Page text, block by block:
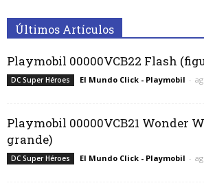
Últimos Artículos
Playmobil 00000VCB22 Flash
DC Super Héroes El Mundo Click - Playmobil -
Playmobil 00000VCB21 Wonder
grande)
DC Super Héroes El Mundo Click - Playmobil -